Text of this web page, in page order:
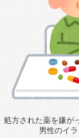
処方された薬を嫌が
男性のイラ